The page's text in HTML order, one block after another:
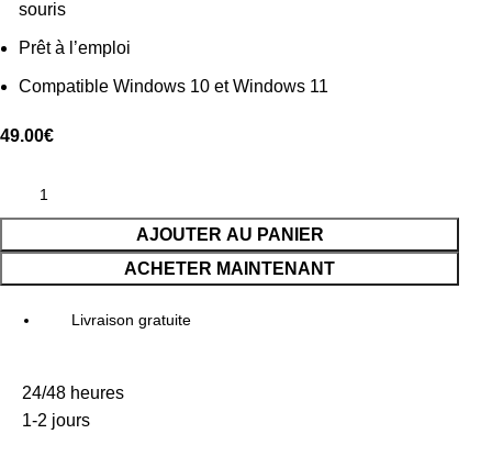
souris
Prêt à l’emploi
Compatible Windows 10 et Windows 11
49.00€
AJOUTER AU PANIER
ACHETER MAINTENANT
Livraison gratuite
24/48 heures
1-2 jours